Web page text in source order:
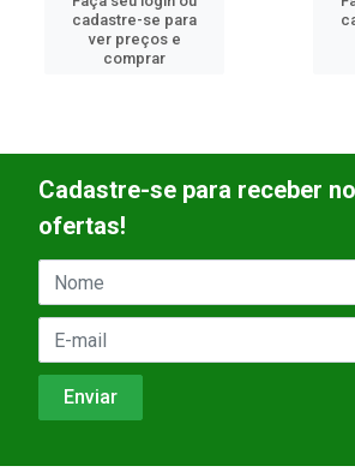
cadastre-se para
ver preços e
comprar
Cadastre-se para receber
ofertas!